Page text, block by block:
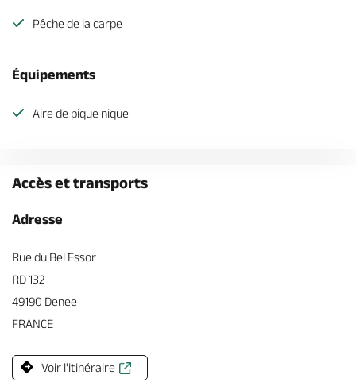
Pêche de la carpe
Équipements
Aire de pique nique
Accès et transports
Adresse
Rue du Bel Essor
RD 132
49190 Denee
FRANCE
Voir l'itinéraire